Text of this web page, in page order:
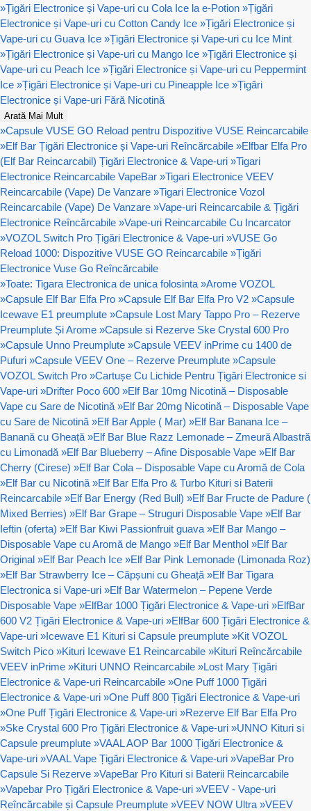
»Țigări Electronice și Vape-uri cu Cola Ice la e-Potion »Țigări
Electronice și Vape-uri cu Cotton Candy Ice »Țigări Electronice și
Vape-uri cu Guava Ice »Țigări Electronice și Vape-uri cu Ice Mint
»Țigări Electronice și Vape-uri cu Mango Ice »Țigări Electronice și
Vape-uri cu Peach Ice »Țigări Electronice și Vape-uri cu Peppermint
Ice »Țigări Electronice și Vape-uri cu Pineapple Ice »Țigări
Electronice și Vape-uri Fără Nicotină
Arată Mai Mult
»Capsule VUSE GO Reload pentru Dispozitive VUSE Reincarcabile
»Elf Bar Țigări Electronice și Vape-uri Reîncărcabile »Elfbar Elfa Pro
(Elf Bar Reincarcabil) Țigări Electronice & Vape-uri »Tigari
Electronice Reincarcabile VapeBar »Tigari Electronice VEEV
Reincarcabile (Vape) De Vanzare »Tigari Electronice Vozol
Reincarcabile (Vape) De Vanzare »Vape-uri Reincarcabile & Țigări
Electronice Reîncărcabile »Vape-uri Reincarcabile Cu Incarcator
»VOZOL Switch Pro Țigări Electronice & Vape-uri »VUSE Go
Reload 1000: Dispozitive VUSE GO Reincarcabile »Țigări
Electronice Vuse Go Reîncărcabile
»Toate: Tigara Electronica de unica folosinta »Arome VOZOL
»Capsule Elf Bar Elfa Pro »Capsule Elf Bar Elfa Pro V2 »Capsule
Icewave E1 preumplute »Capsule Lost Mary Tappo Pro – Rezerve
Preumplute Și Arome »Capsule si Rezerve Ske Crystal 600 Pro
»Capsule Unno Preumplute »Capsule VEEV inPrime cu 1400 de
Pufuri »Capsule VEEV One – Rezerve Preumplute »Capsule
VOZOL Switch Pro »Cartușe Cu Lichide Pentru Țigări Electronice si
Vape-uri »Drifter Poco 600 »Elf Bar 10mg Nicotină – Disposable
Vape cu Sare de Nicotină »Elf Bar 20mg Nicotină – Disposable Vape
cu Sare de Nicotină »Elf Bar Apple ( Mar) »Elf Bar Banana Ice –
Banană cu Gheață »Elf Bar Blue Razz Lemonade – Zmeură Albastră
cu Limonadă »Elf Bar Blueberry – Afine Disposable Vape »Elf Bar
Cherry (Cirese) »Elf Bar Cola – Disposable Vape cu Aromă de Cola
»Elf Bar cu Nicotină »Elf Bar Elfa Pro & Turbo Kituri si Baterii
Reincarcabile »Elf Bar Energy (Red Bull) »Elf Bar Fructe de Padure (
Mixed Berries) »Elf Bar Grape – Struguri Disposable Vape »Elf Bar
Ieftin (oferta) »Elf Bar Kiwi Passionfruit guava »Elf Bar Mango –
Disposable Vape cu Aromă de Mango »Elf Bar Menthol »Elf Bar
Original »Elf Bar Peach Ice »Elf Bar Pink Lemonade (Limonada Roz)
»Elf Bar Strawberry Ice – Căpșuni cu Gheață »Elf Bar Tigara
Electronica si Vape-uri »Elf Bar Watermelon – Pepene Verde
Disposable Vape »ElfBar 1000 Țigări Electronice & Vape-uri »ElfBar
600 V2 Țigări Electronice & Vape-uri »ElfBar 600 Țigări Electronice &
Vape-uri »Icewave E1 Kituri si Capsule preumplute »Kit VOZOL
Switch Pico »Kituri Icewave E1 Reincarcabile »Kituri Reîncărcabile
VEEV inPrime »Kituri UNNO Reincarcabile »Lost Mary Țigări
Electronice & Vape-uri Reincarcabile »One Puff 1000 Țigări
Electronice & Vape-uri »One Puff 800 Țigări Electronice & Vape-uri
»One Puff Țigări Electronice & Vape-uri »Rezerve Elf Bar Elfa Pro
»Ske Crystal 600 Pro Țigări Electronice & Vape-uri »UNNO Kituri si
Capsule preumplute »VAAL AOP Bar 1000 Țigări Electronice &
Vape-uri »VAAL Vape Țigări Electronice & Vape-uri »VapeBar Pro
Capsule Si Rezerve »VapeBar Pro Kituri si Baterii Reincarcabile
»Vapebar Pro Țigări Electronice & Vape-uri »VEEV - Vape-uri
Reîncărcabile și Capsule Preumplute »VEEV NOW Ultra »VEEV